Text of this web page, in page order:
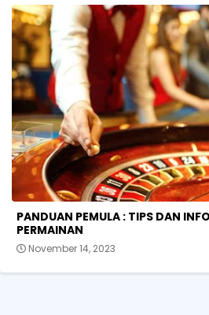
PANDUAN PEMULA : TIPS DAN
PERMAINAN
November 14, 2023